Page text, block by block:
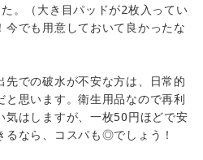
。（大き目パッドが2枚入ってい
今でも用意しておいて良かったな
での破水が不安な方は、日常的
と思います。衛生用品なので再利
気はしますが、一枚50円ほどで安
るなら、コスパも◎でしょう！